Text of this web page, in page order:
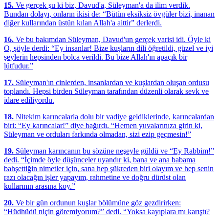
15. Ve gerçek şu ki biz, Davud'a, Süleyman'a da ilim verdik.
Bundan dolayı, onların ikisi de: “Bütün eksiksiz övgüler bizi, inanan
diğer kullarından üstün kılan Allah'a aittir” derlerdi.
16. Ve bu bakımdan Süleyman, Davud'un gerçek varisi idi. Öyle ki
O, şöyle derdi: “Ey insanlar! Bize kuşların dili öğretildi, güzel ve iyi
şeylerin hepsinden bolca verildi. Bu bize Allah'ın apaçık bir
lütfudur.”
17. Süleyman'ın cinlerden, insanlardan ve kuşlardan oluşan ordusu
toplandı. Hepsi birden Süleyman tarafından düzenli olarak sevk ve
idare ediliyordu.
18. Nitekim karıncalarla dolu bir vadiye geldiklerinde, karıncalardan
biri: “Ey karıncalar!” diye bağırdı. “Hemen yuvalarınıza girin ki,
Süleyman ve orduları farkında olmadan, sizi ezip geçmesin!”
19. Süleyman karıncanın bu sözüne neşeyle güldü ve “Ey Rabbim!”
dedi. “İçimde öyle düşünceler uyandır ki, bana ve ana babama
bahşettiğin nimetler için, sana hep şükreden biri olayım ve hep senin
razı olacağın işler yapayım, rahmetine ve doğru dürüst olan
kullarının arasına koy.”
20. Ve bir gün ordunun kuşlar bölümüne göz gezdirirken:
“Hüdhüdü niçin göremiyorum?” dedi. “Yoksa kayıplara mı karıştı?